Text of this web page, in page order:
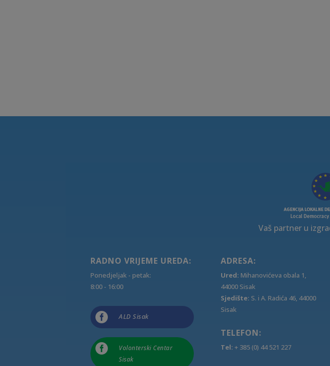
Vaš partner u
RADNO VRIJEME UREDA:
Ponedjeljak - petak:
8:00 - 16:00
 ALD Sisak

Volonterski Centar
Sisak
ADRESA:
Ured: Mihanovićeva obala 1,
44000 Sisak
Sjedište: S. i A. Radića 46, 44000
Sisak
TELEFON:
Tel: + 385 (0) 44 521 227